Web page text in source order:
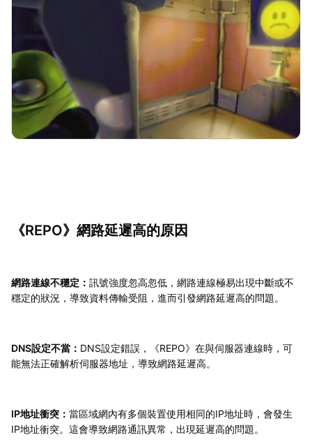
《REPO》網路延遲高的原因
網路連線不穩定： 訊號強度忽高忽低，網路連線極易出現中斷或不
穩定的狀況，導致資料傳輸受阻，進而引發網路延遲高的問題。
DNS設定不當： DNS設定錯誤，《REPO》在與伺服器連線時，可
能無法正確解析伺服器地址，導致網路延遲高。
IP地址衝突： 當區域網內有多個裝置使用相同的IP地址時，會發生
IP地址衝突。這會導致網路通訊異常，出現延遲高的問題。